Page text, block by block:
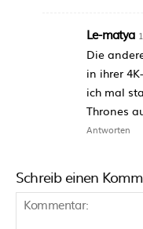
Le-matya
Die
in ihrer
ich mal
Thrones
Antworten
Schreib einen